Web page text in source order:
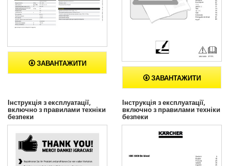
ЗАВАНТАЖИТИ
ЗАВАНТАЖИТИ
Інструкція з експлуатації,
включно з правилами техніки
безпеки
Інструкція з експлуатації,
включно з правилами техніки
безпеки